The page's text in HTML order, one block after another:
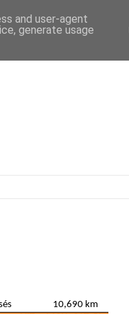
10,690 km
and user-agent
generate usage